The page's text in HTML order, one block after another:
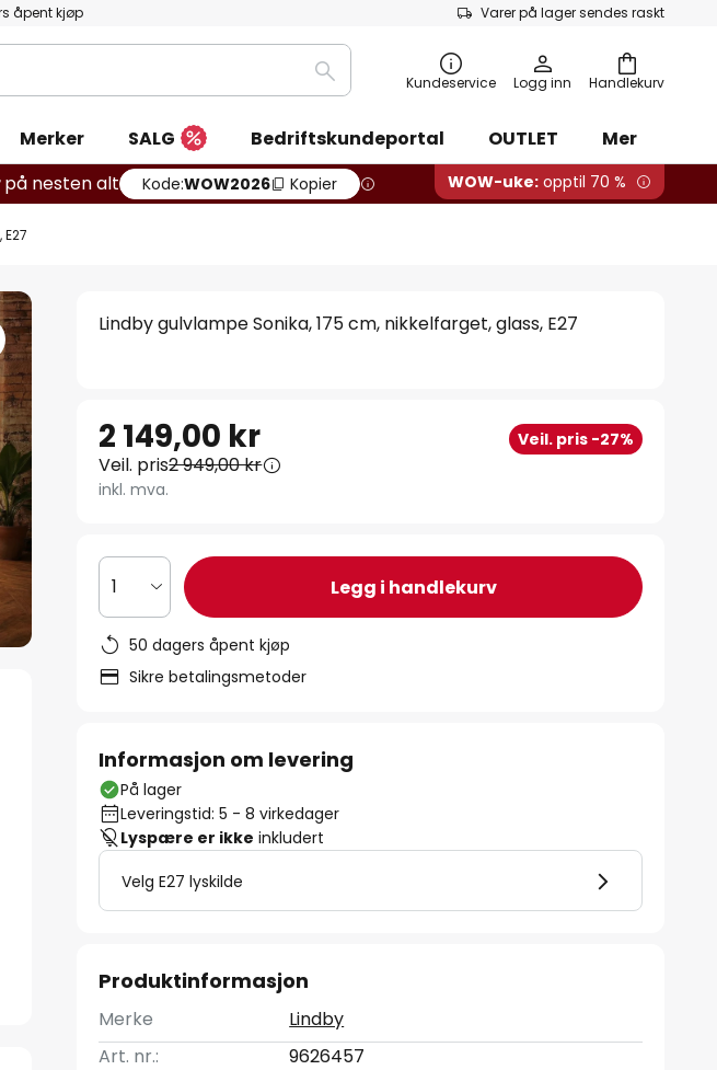
åpent kjøp Varer på lager sendes raskt
Handlekurv
Søk Kundeservice Logg inn
Merker SALG Bedriftskundeportal OUTLET
Mer
på nesten alt Kode:WOW2026 Kopier WOW-uke: opptil 70 %
Lindby gulvlampe Sonika, 175 cm, nikkelfarget, glass, E27
2 149,00 kr Veil. pris -27%
Veil. pris2 949,00 kr
inkl. mva.
1 Legg i handlekurv
50 dagers åpent kjøp
Sikre betalingsmetoder
Informasjon om levering
På lager
Leveringstid: 5 - 8 virkedager
Lyspære er ikke inkludert
Velg E27 lyskilde
Produktinformasjon
Merke
Lindby
Art. nr.:
9626457